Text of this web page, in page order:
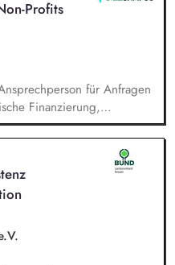
Support awareness
Coordinate and
Profits
für Anfragen
Finanzierung,
Dabei entwickelst du
über
Umsetzung.
entwickelst du
berätst Organisationen zu
Steuerung und